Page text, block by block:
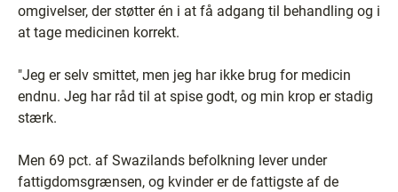
omgivelser, der støtter én i at få adgang til behandling og i
at tage medicinen korrekt.
"Jeg er selv smittet, men jeg har ikke brug for medicin
endnu. Jeg har råd til at spise godt, og min krop er stadig
stærk.
Men 69 pct. af Swazilands befolkning lever under
fattigdomsgrænsen, og kvinder er de fattigste af de